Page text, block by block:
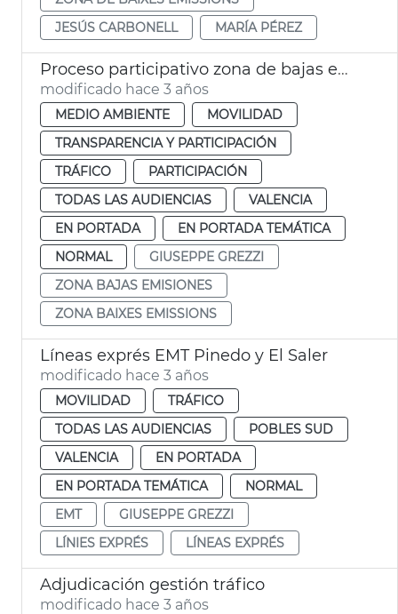
JESÚS CARBONELL
MARÍA PÉREZ
Proceso participativo zona de bajas emisiones
modificado hace 3 años
MEDIO AMBIENTE
MOVILIDAD
TRANSPARENCIA Y PARTICIPACIÓN
TRÁFICO
PARTICIPACIÓN
TODAS LAS AUDIENCIAS
VALENCIA
EN PORTADA
EN PORTADA TEMÁTICA
NORMAL
GIUSEPPE GREZZI
ZONA BAJAS EMISIONES
ZONA BAIXES EMISSIONS
Líneas exprés EMT Pinedo y El Saler
modificado hace 3 años
MOVILIDAD
TRÁFICO
TODAS LAS AUDIENCIAS
POBLES SUD
VALENCIA
EN PORTADA
EN PORTADA TEMÁTICA
NORMAL
EMT
GIUSEPPE GREZZI
LÍNIES EXPRÉS
LÍNEAS EXPRÉS
Adjudicación gestión tráfico
modificado hace 3 años